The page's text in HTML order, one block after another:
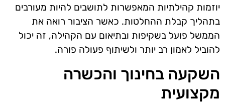
יוזמות קהילתיות המאפשרות לתושבים להיות מעורבים
בתהליך קבלת ההחלטות. כאשר הציבור רואה את
הממשל פועל בשקיפות ובתיאום עם הקהילה, זה יכול
להוביל לאמון רב יותר ולשיתוף פעולה פורה.
השקעה בחינוך והכשרה
מקצועית